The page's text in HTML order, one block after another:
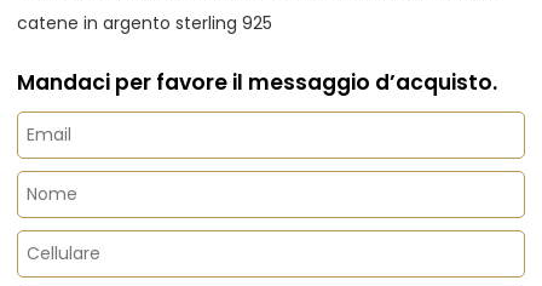
catene in argento sterling 925
Mandaci per favore il messaggio d’acquisto.